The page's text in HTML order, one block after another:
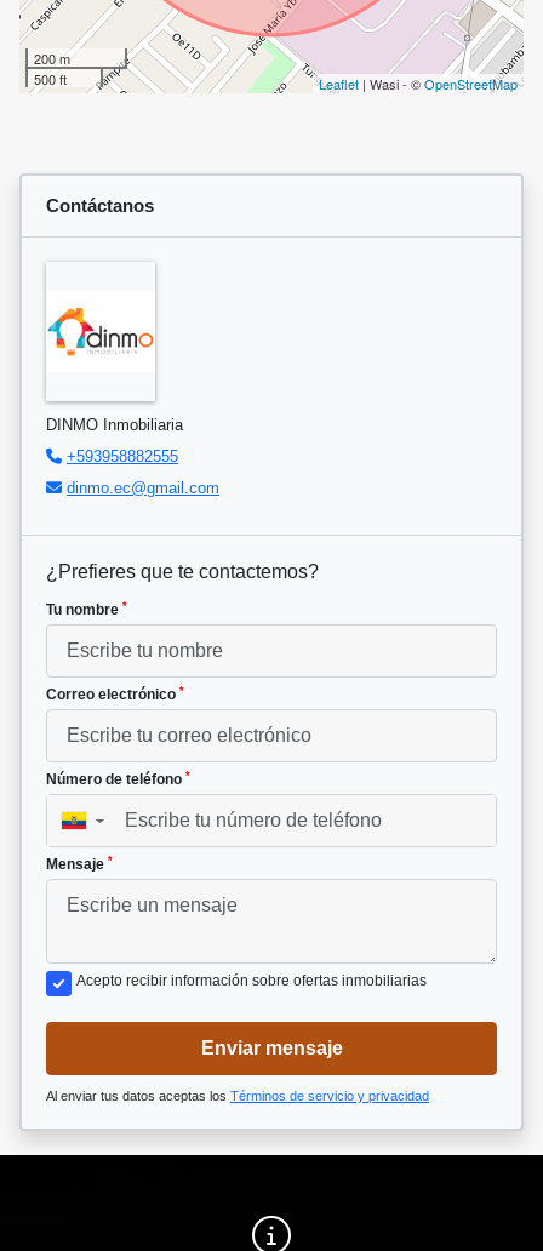
200 m
500 ft
Leaflet | Wasi - ©OpenStreetMap
Contáctanos
DINMO Inmobiliaria
+593958882555
dinmo.ec@gmail.com
¿Prefieres que te contactemos?
Tu nombre *
Correo electrónico *
Número de teléfono *
▼
Mensaje *
Acepto recibir información sobre ofertas inmobiliarias
Enviar mensaje
Al enviar tus datos aceptas los Términos de servicio y privacidad